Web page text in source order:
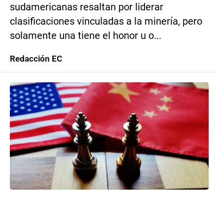
sudamericanas resaltan por liderar
clasificaciones vinculadas a la minería, pero
solamente una tiene el honor u o...
Redacción EC